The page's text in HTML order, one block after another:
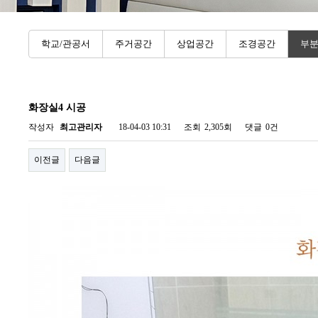
학교/관공서 주거공간 상업공간 조경공간 부
화장실4 시공
작성자 최고관리자 18-04-03 10:31 조회 2,305회 댓글 0건
이전글 다음글